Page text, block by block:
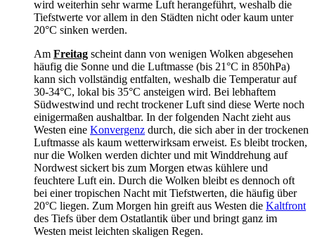
wird weiterhin sehr warme Luft herangeführt, weshalb die
Tiefstwerte vor allem in den Städten nicht oder kaum unter
20°C sinken werden.
Am Freitag scheint dann von wenigen Wolken abgesehen
häufig die Sonne und die Luftmasse (bis 21°C in 850hPa)
kann sich vollständig entfalten, weshalb die Temperatur auf
30-34°C, lokal bis 35°C ansteigen wird. Bei lebhaftem
Südwestwind und recht trockener Luft sind diese Werte noch
einigermaßen aushaltbar. In der folgenden Nacht zieht aus
Westen eine Konvergenz durch, die sich aber in der trockenen
Luftmasse als kaum wetterwirksam erweist. Es bleibt trocken,
nur die Wolken werden dichter und mit Winddrehung auf
Nordwest sickert bis zum Morgen etwas kühlere und
feuchtere Luft ein. Durch die Wolken bleibt es dennoch oft
bei einer tropischen Nacht mit Tiefstwerten, die häufig über
20°C liegen. Zum Morgen hin greift aus Westen die Kaltfront
des Tiefs über dem Ostatlantik über und bringt ganz im
Westen meist leichten skaligen Regen.